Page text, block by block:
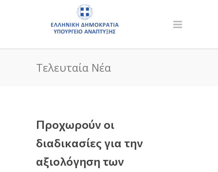
Τελευταία Νέα
Προχωρούν οι
διαδικασίες για την
αξιολόγηση των